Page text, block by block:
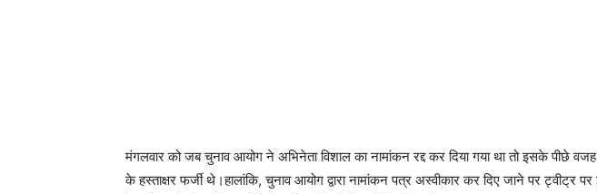
मंगलवार को जब चुनाव आयोग ने अभिनेता विशाल का नामांकन रद्द कर दिया गया था तो इसके पीछे
के हस्ताक्षर फर्जी थे।हालांकि, चुनाव आयोग द्वारा नामांकन पत्र अस्वीकार कर दिए जाने पर ट्वीट्र पर